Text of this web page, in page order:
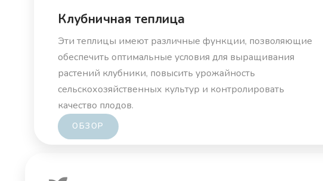
Клубничная теплица
Эти теплицы имеют различные функции, позволяющие
обеспечить оптимальные условия для выращивания
растений клубники, повысить урожайность
сельскохозяйственных культур и контролировать
качество плодов.
ОБЗОР